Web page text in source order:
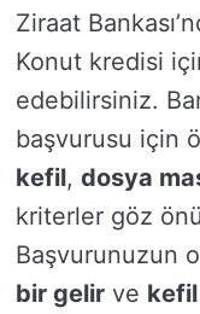
Ziraat
Konut kredisi
edebilirsiniz.
başvurusu için
kefil, dosya
kriterler göz
Başvurunuzun
bir gelir ve kefil